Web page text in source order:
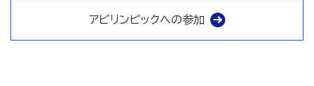
アビリンピックへの参加